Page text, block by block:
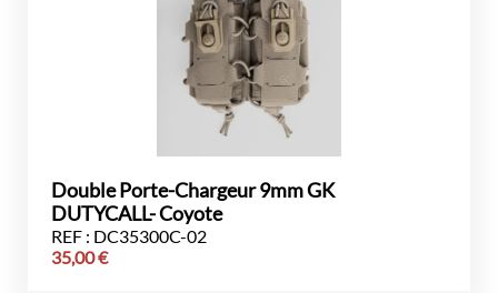
Double Porte-Chargeur 9mm GK
DUTYCALL- Coyote
REF : DC35300C-02
35,00€